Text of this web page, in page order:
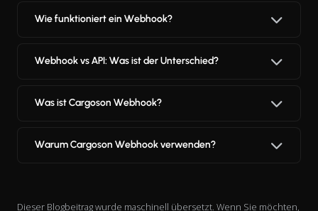
Wie funktioniert ein Webhook?
Webhook vs API: Was ist der Unterschied?
Was ist Cargoson Webhook?
Warum Cargoson Webhook verwenden?
Dieser Blogbeitrag wurde maschinell übersetzt. Wenn Sie möchten,